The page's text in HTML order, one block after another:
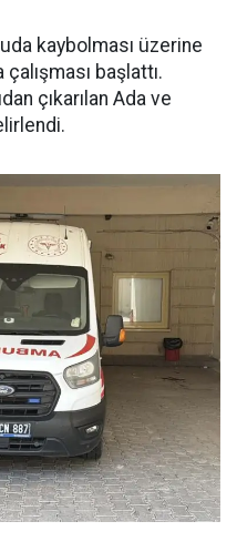
kaybolması üzerine
başlattı.
çıkarılan Ada ve